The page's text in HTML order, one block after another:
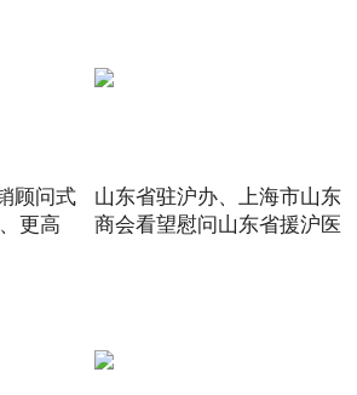
顾问式
更高
山东省驻沪办、上海市山东
商会看望慰问山东省援沪医